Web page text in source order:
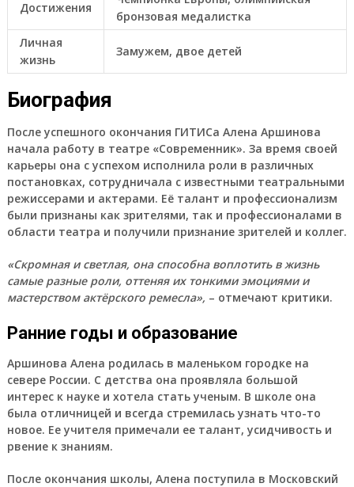
Достижения
бронзовая медалистка
Личная
жизнь
Замужем, двое детей
Биография
После успешного окончания ГИТИСа Алена Аршинова
начала работу в театре «Современник». За время своей
карьеры она с успехом исполнила роли в различных
постановках, сотрудничала с известными театральными
режиссерами и актерами. Её талант и профессионализм
были признаны как зрителями, так и профессионалами в
области театра и получили признание зрителей и коллег.
«Скромная и светлая, она способна воплотить в жизнь
самые разные роли, оттеняя их тонкими эмоциями и
мастерством актёрского ремесла», – отмечают критики.
Ранние годы и образование
Аршинова Алена родилась в маленьком городке на
севере России. С детства она проявляла большой
интерес к науке и хотела стать ученым. В школе она
была отличницей и всегда стремилась узнать что-то
новое. Ее учителя примечали ее талант, усидчивость и
рвение к знаниям.
После окончания школы, Алена поступила в Московский